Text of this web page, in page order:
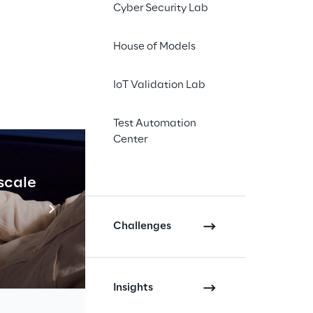
Cyber Security Lab
House of Models
IoT Validation Lab
Test Automation
Center
Challenges
Insights
anno ai clienti e
(SAP
ERPevoluta,
gestione degli
sono stati
aree citate, in
ai
SAP Quality